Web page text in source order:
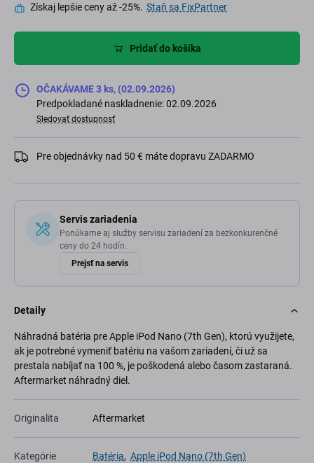
Získaj lepšie ceny až -25%. Staň sa FixPartner
Pridať do košíka
OČAKÁVAME 3 ks, (02.09.2026)
Predpokladané naskladnenie: 02.09.2026
Sledovať dostupnosť
Pre objednávky nad 50 € máte dopravu ZADARMO
Servis zariadenia
Ponúkame aj služby servisu zariadení za bezkonkurenčné
ceny do 24 hodín.
Prejsť na servis
Detaily
Náhradná batéria pre Apple iPod Nano (7th Gen), ktorú využijete,
ak je potrebné vymeniť batériu na vašom zariadení, či už sa
prestala nabíjať na 100 %, je poškodená alebo časom zastaraná.
Aftermarket náhradný diel.
Originalita Aftermarket
Kategórie Batéria, Apple iPod Nano (7th Gen)